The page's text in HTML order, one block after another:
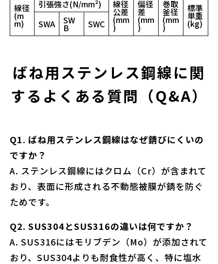
線径
(m
m)
引張強さ(N/mm²) 線径
公差
(mm
)
偏径
差
(mm
)
巻取
釜径
(mm
)
標準
単重
(kg)
SWA SW
B SWC
ばね用ステンレス鋼線に関
するよくある質問（Q&A）
Q1. ばね用ステンレス鋼線はなぜ錆びにくいの
ですか？
A. ステンレス鋼線にはクロム（Cr）が含まれて
おり、表面に形成される不動態被膜が錆を防ぐ
ためです。
Q2. SUS304とSUS316の違いは何ですか？
A. SUS316にはモリブデン（Mo）が添加されて
おり、SUS304よりも耐食性が高く、特に塩水